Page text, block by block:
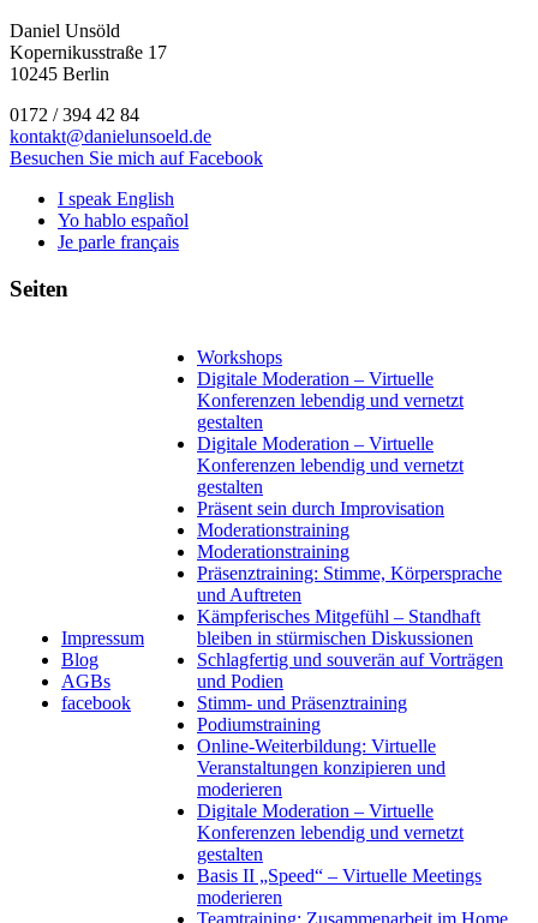
Daniel Unsöld
Kopernikusstraße 17
10245 Berlin
0172 / 394 42 84
kontakt@danielunsoeld.de
Besuchen Sie mich auf Facebook
I speak English
Yo hablo español
Je parle français
Seiten
Impressum
Blog
AGBs
facebook
Workshops
Digitale Moderation – Virtuelle
Konferenzen lebendig und vernetzt
gestalten
Digitale Moderation – Virtuelle
Konferenzen lebendig und vernetzt
gestalten
Präsent sein durch Improvisation
Moderationstraining
Moderationstraining
Präsenztraining: Stimme, Körpersprache
und Auftreten
Kämpferisches Mitgefühl – Standhaft
bleiben in stürmischen Diskussionen
Schlagfertig und souverän auf Vorträgen
und Podien
Stimm- und Präsenztraining
Podiumstraining
Online-Weiterbildung: Virtuelle
Veranstaltungen konzipieren und
moderieren
Digitale Moderation – Virtuelle
Konferenzen lebendig und vernetzt
gestalten
Basis II „Speed“ – Virtuelle Meetings
moderieren